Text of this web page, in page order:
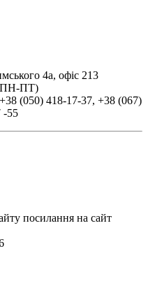
4а, офіс 213
(ПН-ПТ)
+38 (050) 418-17-37, +38 (067)
-55
посилання на сайт